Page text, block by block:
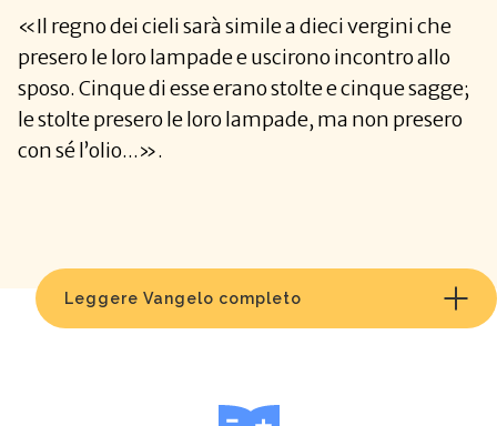
«Il regno dei cieli sarà simile a dieci vergini che
presero le loro lampade e uscirono incontro allo
sposo. Cinque di esse erano stolte e cinque sagge;
le stolte presero le loro lampade, ma non presero
con sé l’olio...».
Leggere Vangelo completo